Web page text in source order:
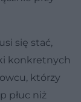
się stać,
konkretnych
którzy
płuc niż